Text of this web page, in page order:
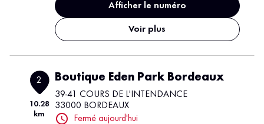
Afficher le numéro
Voir plus
2
10.28
km
Boutique Eden Park Bordeaux
39-41 COURS DE L'INTENDANCE
33000 BORDEAUX
Fermé aujourd'hui